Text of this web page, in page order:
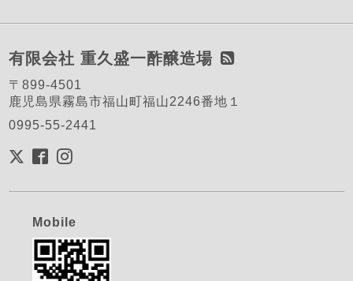
有限会社 重久盛一酢醸造場
〒899-4501
鹿児島県霧島市福山町福山2246番地１
0995-55-2441
Mobile